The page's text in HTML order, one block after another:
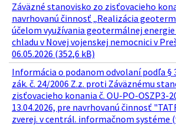
Záväzné stanovisko zo zisťovacieho
navrhovanú činnosť „Realizácia
účelom využívania geotermálnej
chladu v Novej vojenskej nemocnici v
06.05.2026 (352,6 kB)
Informácia o podanom odvolaní podľa §
zák. č. 24/2006 Z.z. proti Záväznému
zisťovacieho konania č. OU-PO-OSZP3-
13.04.2026, pre navrhovanú činnosť
zverej. v centrál. informačnom systéme